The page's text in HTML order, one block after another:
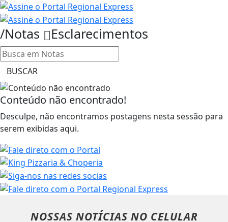
/Notas Esclarecimentos
BUSCAR
Conteúdo não encontrado!
Desculpe, não encontramos postagens nesta sessão para
serem exibidas aqui.
NOSSAS NOTÍCIAS NO CELULAR